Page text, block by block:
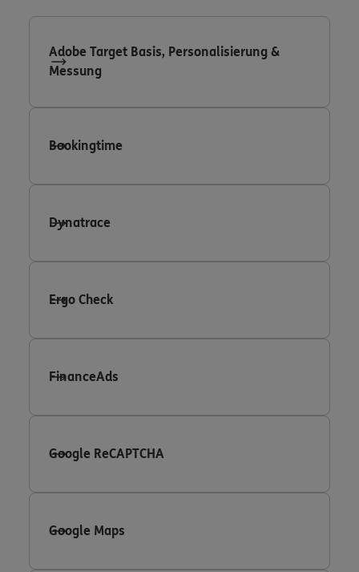
Adobe Target Basis, Personalisierung &
Messung
Bookingtime
Dynatrace
Ergo Check
FinanceAds
Google ReCAPTCHA
Google Maps